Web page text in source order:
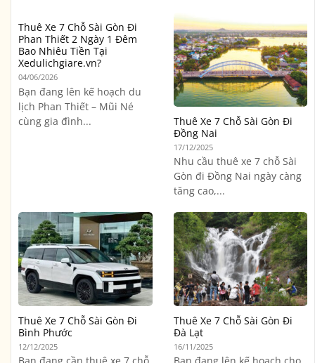
Thuê Xe 7 Chỗ Sài Gòn Đi
Phan Thiết 2 Ngày 1 Đêm
Bao Nhiêu Tiền Tại
Xedulichgiare.vn?
04/06/2026
Bạn đang lên kế hoạch du
lịch Phan Thiết – Mũi Né
cùng gia đình...
Thuê Xe 7 Chỗ Sài Gòn Đi
Đồng Nai
17/12/2025
Nhu cầu thuê xe 7 chỗ Sài
Gòn đi Đồng Nai ngày càng
tăng cao,...
Thuê Xe 7 Chỗ Sài Gòn Đi
Bình Phước
12/12/2025
Thuê Xe 7 Chỗ Sài Gòn Đi
Đà Lạt
16/11/2025